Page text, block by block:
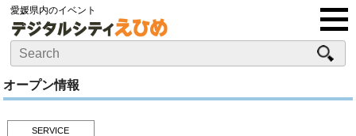
愛媛県内のイベント
オープン情報
SERVICE